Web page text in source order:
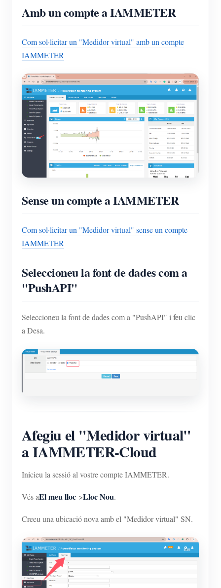
Amb un compte a IAMMETER
Com sol·licitar un "Medidor virtual" amb un compte
IAMMETER
Sense un compte a IAMMETER
Com sol·licitar un "Medidor virtual" sense un compte
IAMMETER
Seleccioneu la font de dades com a
"PushAPI"
Seleccioneu la font de dades com a "PushAPI" i feu clic
a Desa.
Afegiu el "Medidor virtual"
a IAMMETER-Cloud
Inicieu la sessió al vostre compte IAMMETER.
Vés aEl meu lloc->Lloc Nou.
Creeu una ubicació nova amb el "Medidor virtual" SN.